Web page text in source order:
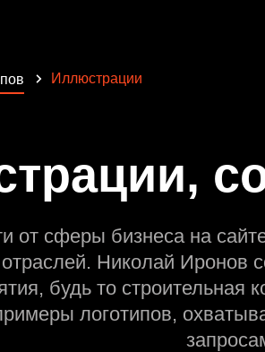
Иллюстрации
от сферы бизнеса на
Николай Иронов
будь то строительная
логотипов,